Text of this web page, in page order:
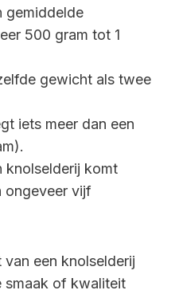
gemiddelde
500 gram tot 1
gewicht als twee
iets meer dan een
knolselderij komt
ongeveer vijf
een knolselderij
smaak of kwaliteit